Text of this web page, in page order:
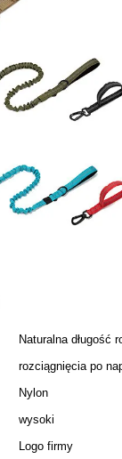
Naturalna długość
rozciągnięcia po
Nylon
wysoki
Logo firmy